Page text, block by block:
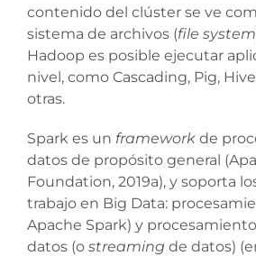
contenido del clúster se ve
sistema de archivos (file system
Hadoop es posible ejecutar
nivel, como Cascading, Pig,
otras.
Spark es un framework de
datos de propósito general
Foundation, 2019a), y soporta
trabajo en Big Data:
Apache Spark) y
datos (o streaming de datos)